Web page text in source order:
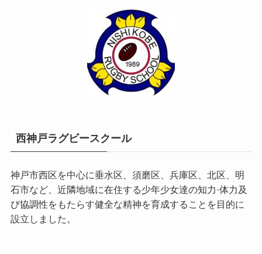
西神戸ラグビースクール
神戸市西区を中心に垂水区、須磨区、兵庫区、北区、明
石市など、近隣地域に在住する少年少女達の知力·体力及
び協調性をもたらす健全な精神を育成することを目的に
設立しました。